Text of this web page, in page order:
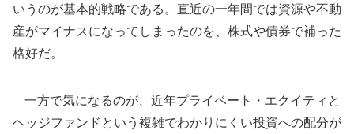
いうのが基本的戦略である。直近の一年間では資源や不動
産がマイナスになってしまったのを、株式や債券で補った
格好だ。
一方で気になるのが、近年プライベート・エクイティと
ヘッジファンドという複雑でわかりにくい投資への配分が